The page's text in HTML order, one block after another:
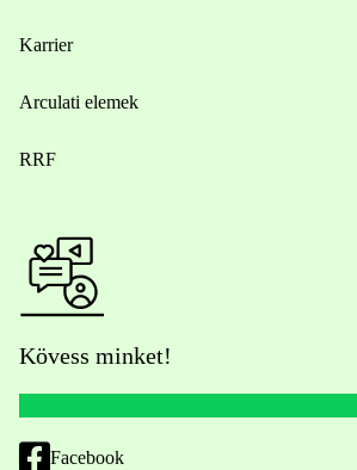
Karrier
Arculati elemek
RRF
Kövess minket!
Facebook